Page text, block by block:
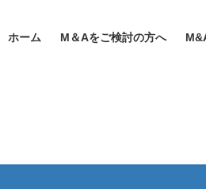
ホーム M＆Aをご検討の方へ